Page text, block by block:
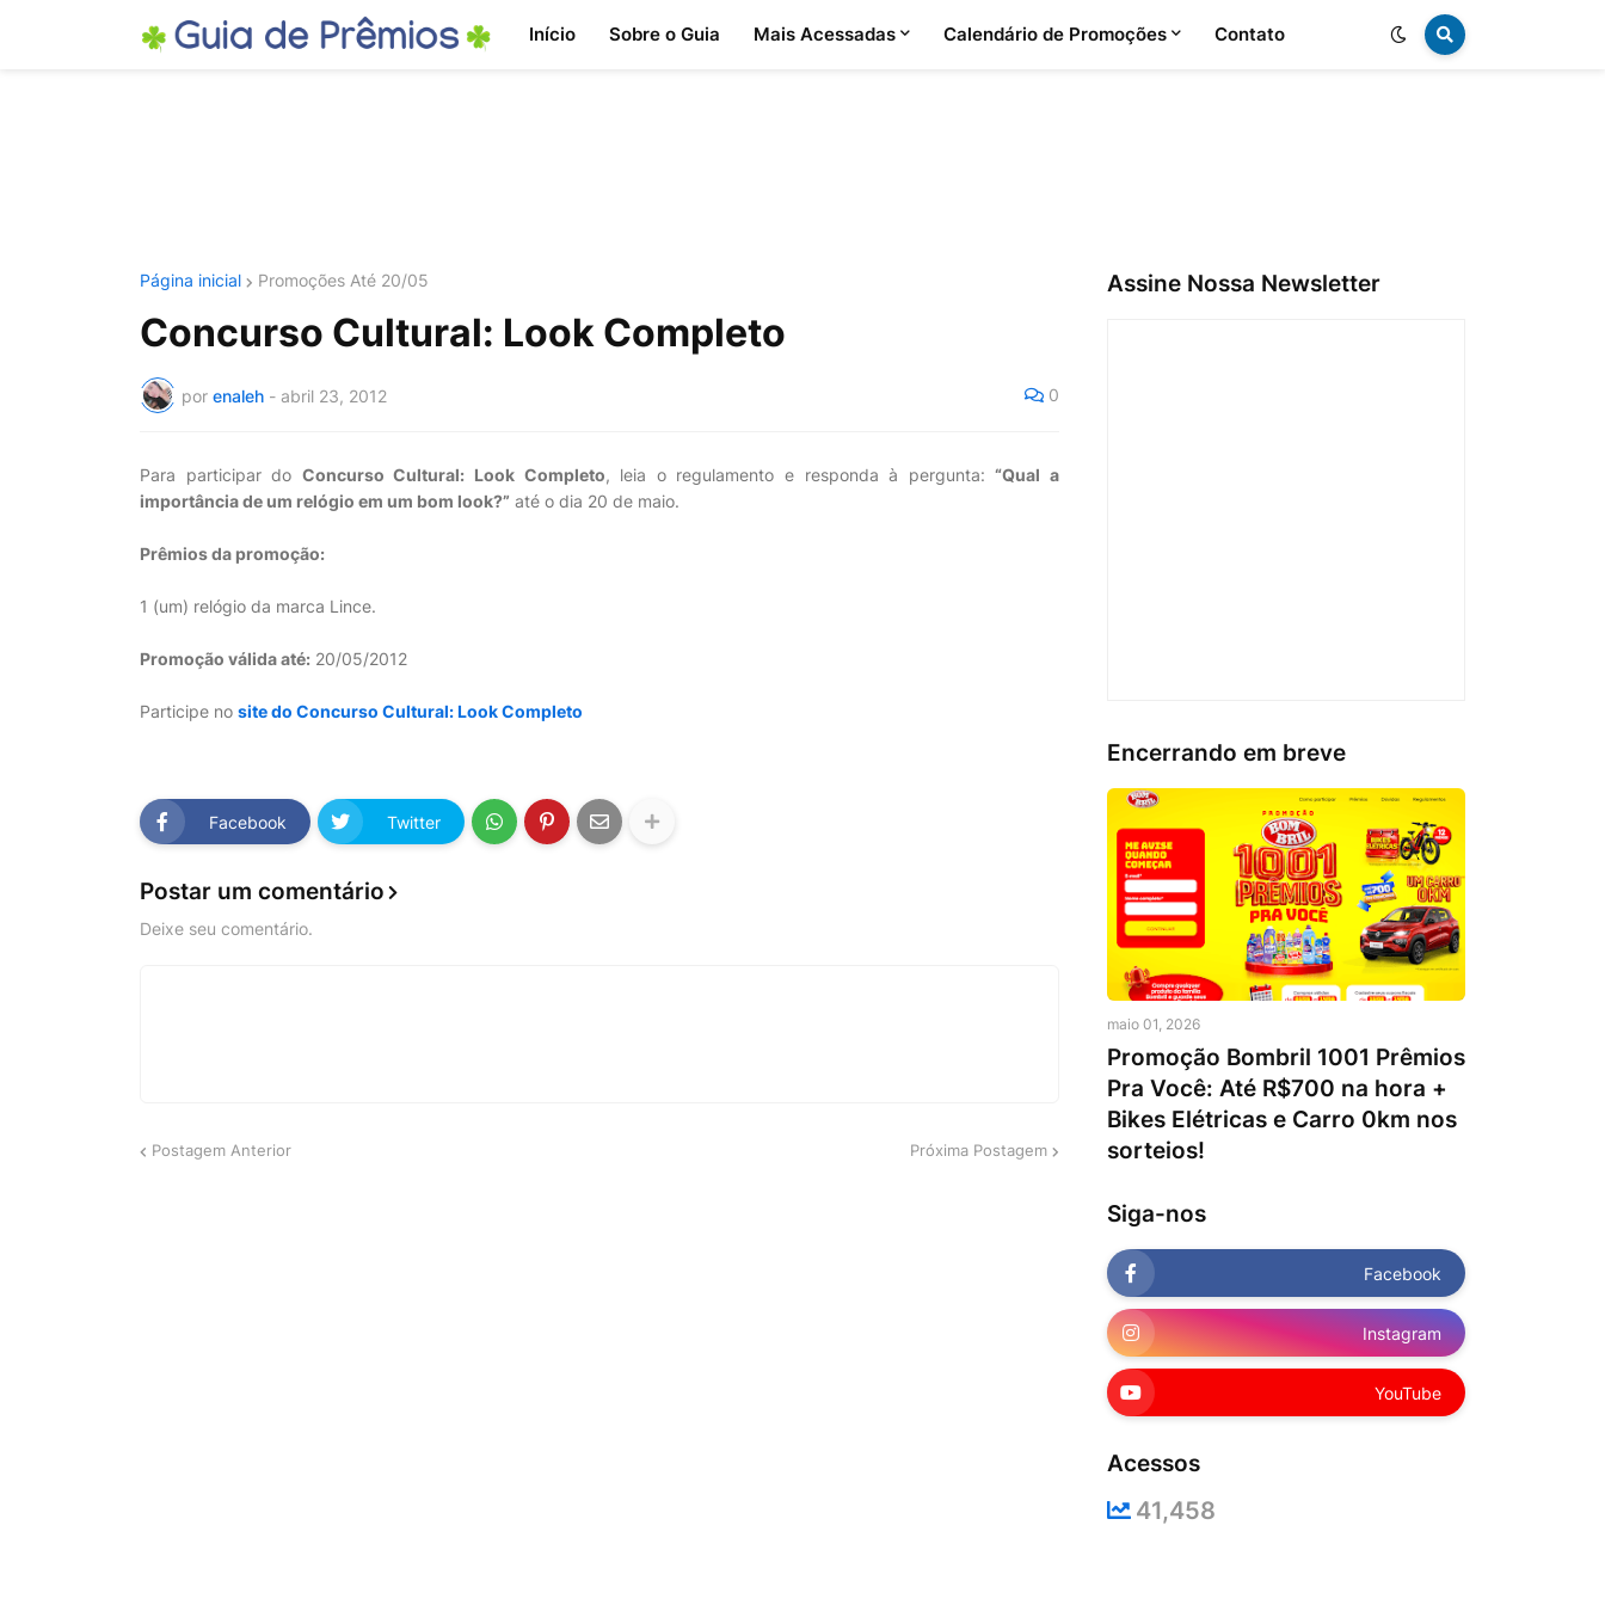
Início Sobre o Guia Mais Acessadas Calendário de Promoções Contato
Página inicial Promoções Até 20/05
Concurso Cultural: Look Completo
por enaleh - abril 23, 2012 0
Para participar do Concurso Cultural: Look Completo, leia o regulamento e responda à pergunta:“Qual a
importância de um relógio em um bom look?” até o dia 20 de maio.
Prêmios da promoção:
1 (um) relógio da marca Lince.
Promoção válida até: 20/05/2012
Participe no site do Concurso Cultural: Look Completo
Facebook Twitter
Postar um comentário
Deixe seu comentário.
Postagem Anterior Próxima Postagem
Assine Nossa Newsletter
Encerrando em breve
maio 01, 2026
Promoção Bombril 1001 Prêmios
Pra Você: Até R$700 na hora +
Bikes Elétricas e Carro 0km nos
sorteios!
Siga-nos
Facebook
Instagram
YouTube
Acessos
41,458